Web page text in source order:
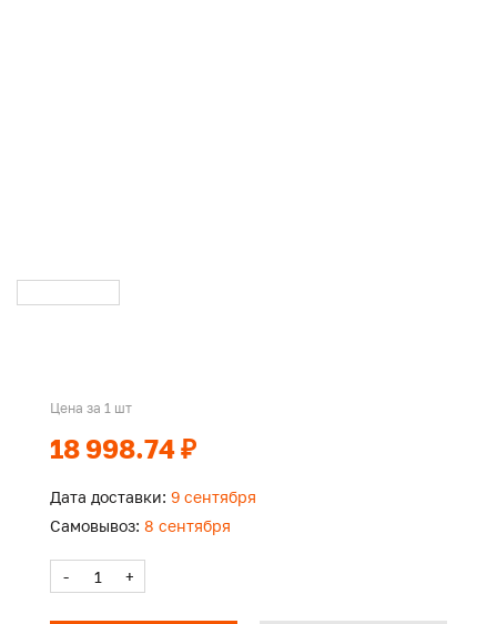
Цена за 1 шт
18 998.74 ₽
Дата доставки: 9 сентября
Самовывоз: 8 сентября
- +